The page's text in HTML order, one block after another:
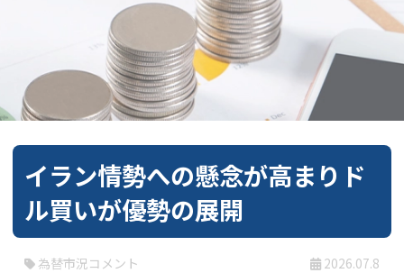
イラン情勢への懸念が高まりド
ル買いが優勢の展開
為替市況コメント 2026.07.8